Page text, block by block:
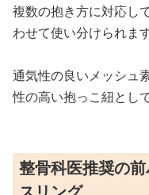
複数の抱き方に対応し
わせて使い分けられます
通気性の良いメッシュ
性の高い抱っこ紐とし
整骨科医推奨の